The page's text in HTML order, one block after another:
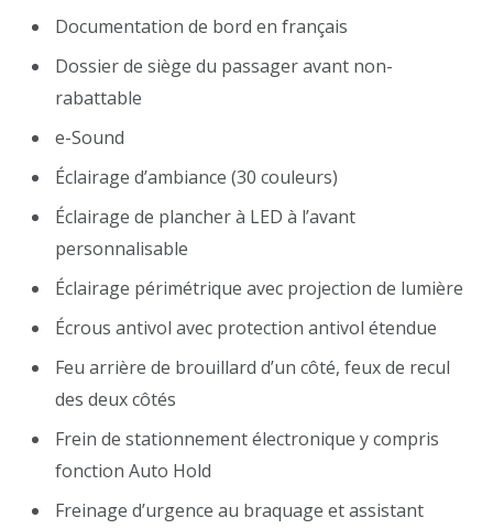
Documentation de bord en français
Dossier de siège du passager avant non-
rabattable
e-Sound
Éclairage d’ambiance (30 couleurs)
Éclairage de plancher à LED à l’avant
personnalisable
Éclairage périmétrique avec projection de lumière
Écrous antivol avec protection antivol étendue
Feu arrière de brouillard d’un côté, feux de recul
des deux côtés
Frein de stationnement électronique y compris
fonction Auto Hold
Freinage d’urgence au braquage et assistant